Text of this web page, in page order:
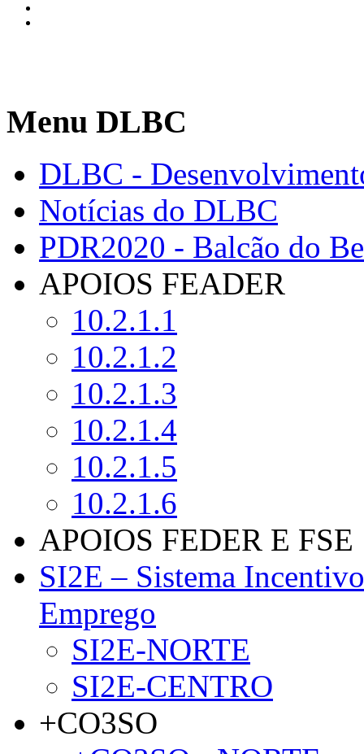
Menu DLBC
DLBC -
Notícias do DLBC
PDR2020 - Balcão do
APOIOS FEADER
10.2.1.1
10.2.1.2
10.2.1.3
10.2.1.4
10.2.1.5
10.2.1.6
APOIOS FEDER E FSE
SI2E – Sistema
Emprego
SI2E-NORTE
SI2E-CENTRO
+CO3SO